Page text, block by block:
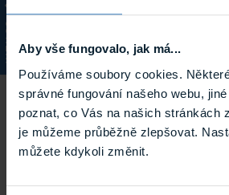
Aby vše fungovalo, jak má...
Používáme soubory cookies.
správné fungování našeho webu,
poznat, co Vás na našich stránkách
je můžeme průběžně zlepšovat.
můžete kdykoli změnit.
KATALOG
Související